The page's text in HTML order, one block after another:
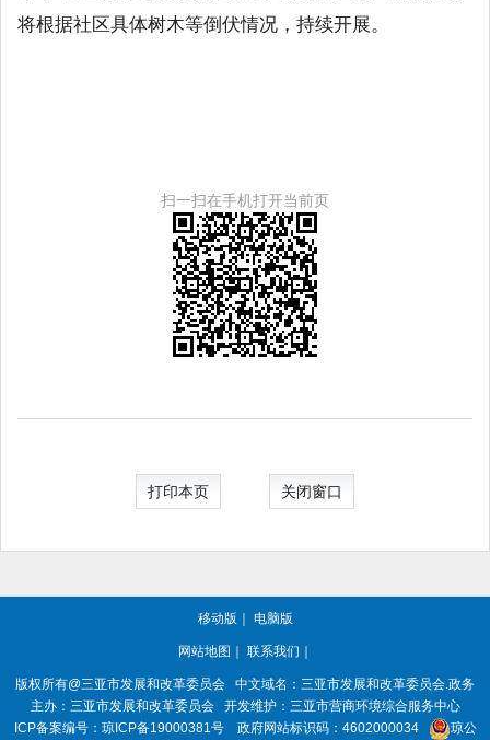
将根据社区具体树木等倒伏情况，持续开展。
扫一扫在手机打开当前页
打印本页 关闭窗口
移动版 ｜ 电脑版
网站地图 ｜ 联系我们 ｜
版权所有@三亚市发展和改革委员会
中文域名：三亚市发展和改革委员会.政务
主办：三亚市发展和改革委员会
开发维护：三亚市营商环境综合服务中心
ICP备案编号： 琼ICP备19000381号 政府网站标识码： 4602000034 琼公